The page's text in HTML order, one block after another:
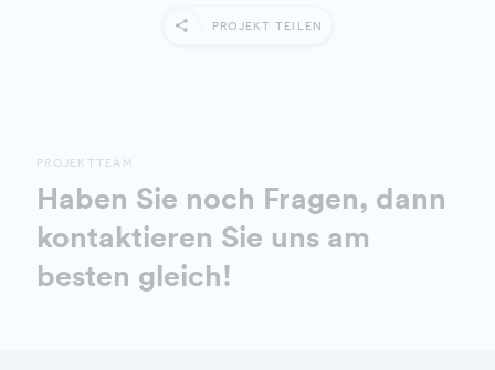
PROJEKT TEILEN
PROJEKTTEAM
Haben Sie noch Fragen, dann
kontaktieren Sie uns am
besten gleich!